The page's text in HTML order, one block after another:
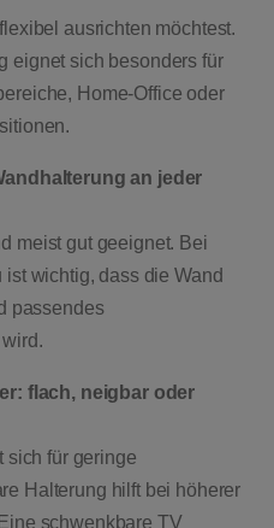
ausrichten möchtest.
eignet sich besonders für
Home-Office oder
an jeder
meist gut geeignet. Bei
wichtig, dass die Wand
passendes
flach, neigbar oder
sich für geringe
Halterung hilft bei höherer
schwenkbare TV